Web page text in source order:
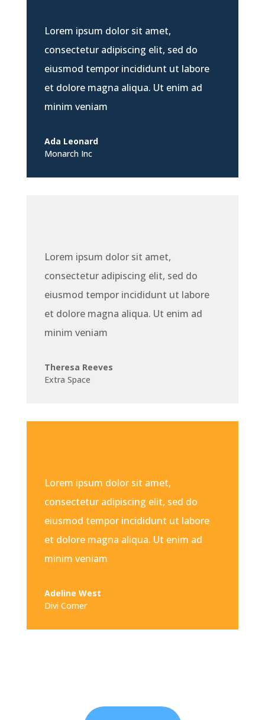
Lorem ipsum dolor sit amet,
consectetur adipiscing elit, sed do
eiusmod tempor incididunt ut labore
et dolore magna aliqua. Ut enim ad
minim veniam
Ada Leonard
Monarch Inc
Lorem ipsum dolor sit amet,
consectetur adipiscing elit, sed do
eiusmod tempor incididunt ut labore
et dolore magna aliqua. Ut enim ad
minim veniam
Theresa Reeves
Extra Space
Lorem ipsum dolor sit amet,
consectetur adipiscing elit, sed do
eiusmod tempor incididunt ut labore
et dolore magna aliqua. Ut enim ad
minim veniam
Adeline West
Divi Corner